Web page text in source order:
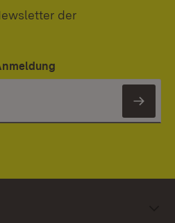
der